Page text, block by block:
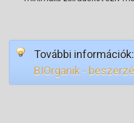
További információk:
BIOrganik -